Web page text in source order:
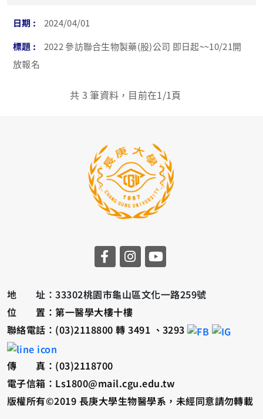
2024/04/01
2022 參訪聯合生物製藥(股)公司 即日起~~10/21開
放報名
共 3 筆資料，目前在1/1頁
地 址：33302桃園市龜山區文化一路259號
位 置：第一醫學大樓十樓
聯絡電話：(03)2118800 轉 3491 、3293
傳 真：(03)2118700
電子信箱：Ls1800@mail.cgu.edu.tw
版權所有©2019 長庚大學生物醫學系，未經同意請勿轉載